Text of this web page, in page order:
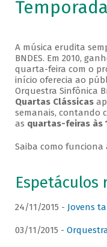
A música erudita
BNDES. Em 2010,
quarta-feira com o
início oferecia ao
Orquestra Sinfônica
Quartas Clássicas
semanais, contando
as quartas-feiras às
Saiba como funciona
Espetáculos
24/11/2015 - Jovens
03/11/2015 -